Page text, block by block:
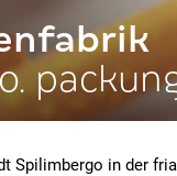
Spilimbergo in der